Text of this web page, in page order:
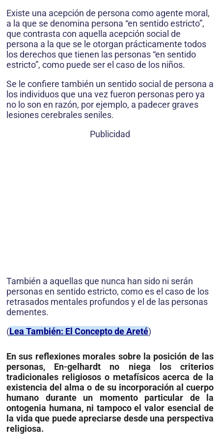
Existe una acepción de persona como agente moral,
a la que se denomina persona “en sentido estricto”,
que contrasta con aquella acepción social de
persona a la que se le otorgan prácticamente todos
los derechos que tienen las personas “en sentido
estricto”, como puede ser el caso de los niños.
Se le confiere también un sentido social de persona a
los individuos que una vez fueron personas pero ya
no lo son en razón, por ejemplo, a padecer graves
lesiones cerebrales seniles.
Publicidad
También a aquellas que nunca han sido ni serán
personas en sentido estricto, como es el caso de los
retrasados mentales profundos y el de las personas
dementes.
(Lea También: El Concepto de Areté)
En sus reflexiones morales sobre la posición de las
personas, En-gelhardt no niega los criterios
tradicionales religiosos o metafísicos acerca de la
existencia del alma o de su incorporación al cuerpo
humano durante un momento particular de la
ontogenia humana, ni tampoco el valor esencial de
la vida que puede apreciarse desde una perspectiva
religiosa.